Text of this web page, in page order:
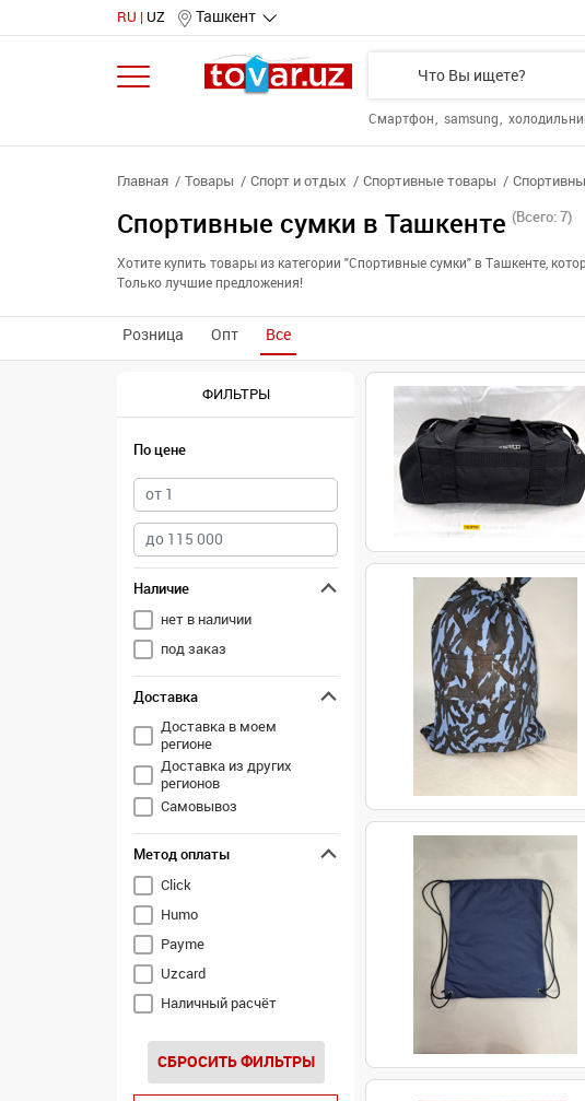
RU UZ Ташкент
Смартфон samsung
Главная Товары Спорт и отдых Спортивные товары
Спортивные сумки в Ташкенте (Всего: 7)
Хотите купить товары из категории "Спортивные сумки" в Ташкенте,
Только лучшие предложения!
Розница Опт Все
ФИЛЬТРЫ
По цене
Наличие
нет в наличии
под заказ
Доставка
Доставка в моем
регионе
Доставка из других
регионов
Самовывоз
Метод оплаты
Click
Humo
Payme
Uzcard
Наличный расчёт
СБРОСИТЬ ФИЛЬТРЫ